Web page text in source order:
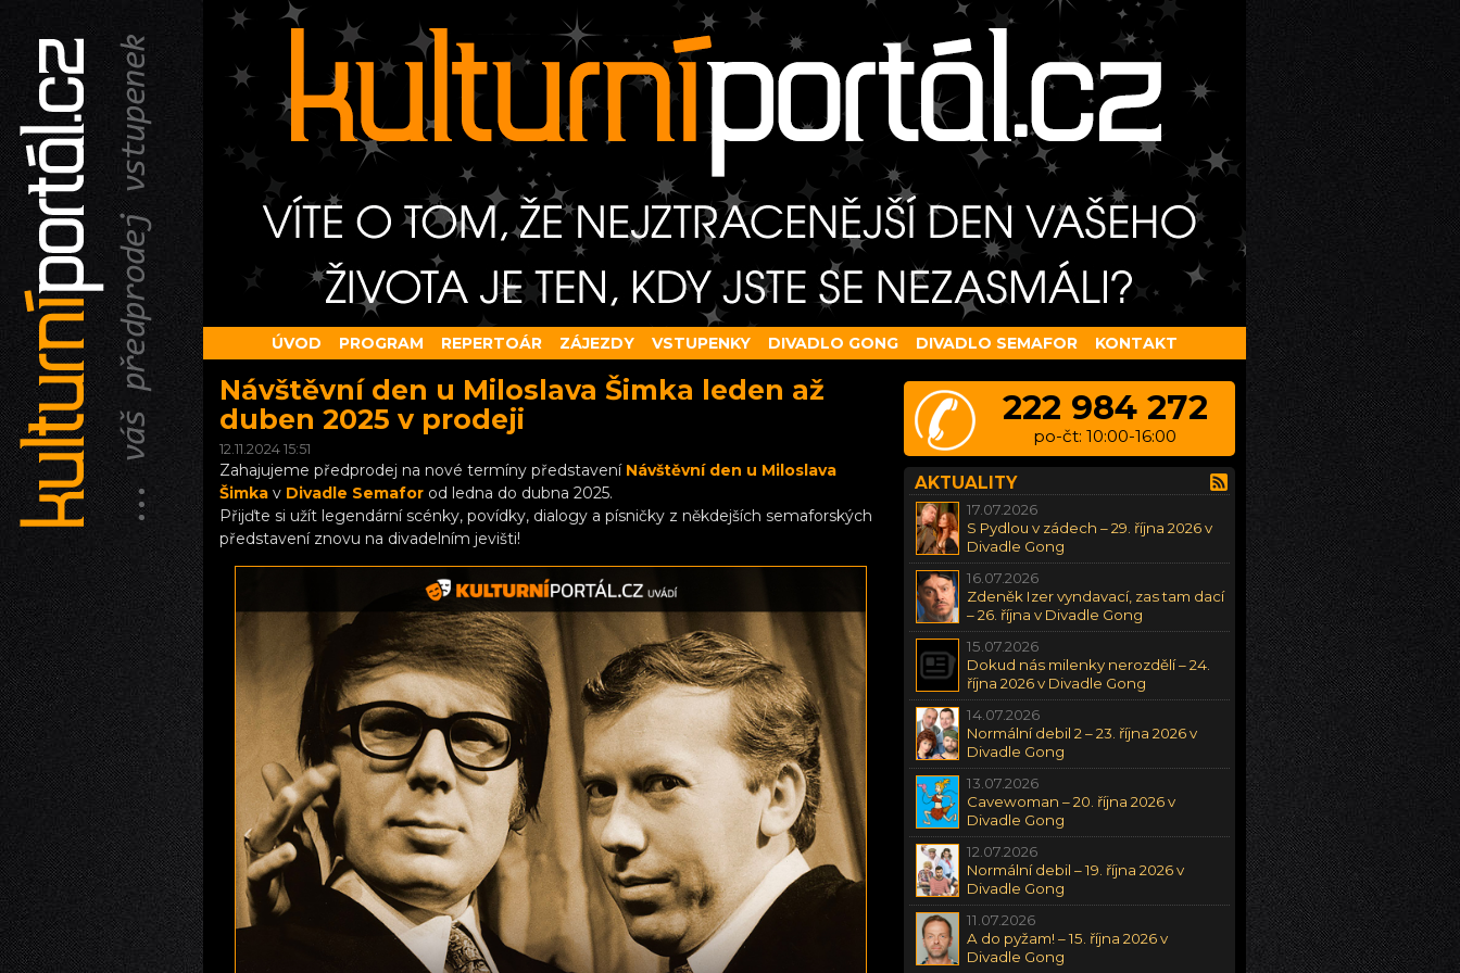
ÚVOD PROGRAM REPERTOÁR ZÁJEZDY VSTUPENKY DIVADLO GONG DIVADLO SEMAFOR KONTAKT
Návštěvní den u Miloslava Šimka leden až
duben 2025 v prodeji
12.11.2024 15:51
Zahajujeme předprodej na nové termíny představení Návštěvní den u Miloslava
Šimka v Divadle Semafor od ledna do dubna 2025.
Přijďte si užít legendární scénky, povídky, dialogy a písničky z někdejších semaforských
představení znovu na divadelním jevišti!
222 984 272
po-čt: 10:00-16:00
AKTUALITY
17.07.2026
S Pydlou v zádech – 29. října 2026 v
Divadle Gong
16.07.2026
Zdeněk Izer vyndavací, zas tam dací
– 26. října v Divadle Gong
15.07.2026
Dokud nás milenky nerozdělí – 24.
října 2026 v Divadle Gong
14.07.2026
Normální debil 2 – 23. října 2026 v
Divadle Gong
13.07.2026
Cavewoman – 20. října 2026 v
Divadle Gong
12.07.2026
Normální debil – 19. října 2026 v
Divadle Gong
11.07.2026
A do pyžam! – 15. října 2026 v
Divadle Gong